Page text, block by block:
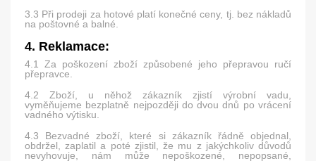
3.3 Při prodeji za hotové platí konečné ceny, tj. bez nákladů
na poštovné a balné.
4. Reklamace:
4.1 Za poškození zboží způsobené jeho přepravou ručí
přepravce.
4.2 Zboží, u něhož zákazník zjistí výrobní vadu,
vyměňujeme bezplatně nejpozději do dvou dnů po vrácení
vadného výtisku.
4.3 Bezvadné zboží, které si zákazník řádně objednal,
obdržel, zaplatil a poté zjistil, že mu z jakýchkoliv důvodů
nevyhovuje, nám může nepoškozené, nepopsané,